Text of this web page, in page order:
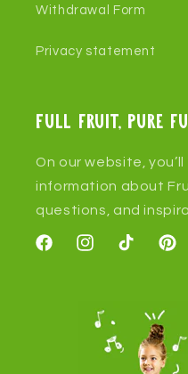
Withdrawal Form
Privacy statement
Full fruit, pure
On our website,
information about
questions, and
FacebookInstagramTikTok